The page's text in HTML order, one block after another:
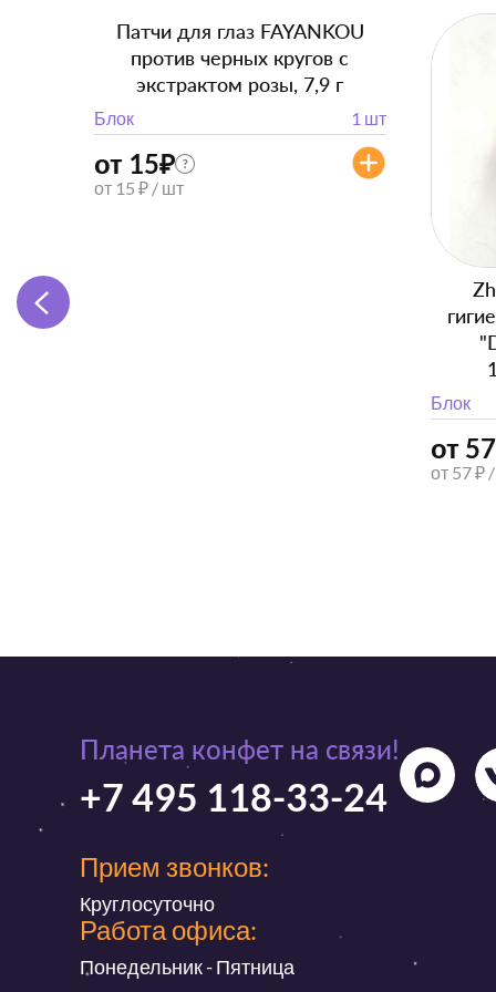
Патчи для глаз FAYANKOU
против черных кругов с
экстрактом розы, 7,9 г
Блок 1 шт
от 15₽ ?
от 15 ₽ / шт
Блок
от 57
от 57 ₽
Планета конфет на связи!
+7 495 118-33-24
Прием звонков:
Круглосуточно
Работа офиса:
Понедельник - Пятница